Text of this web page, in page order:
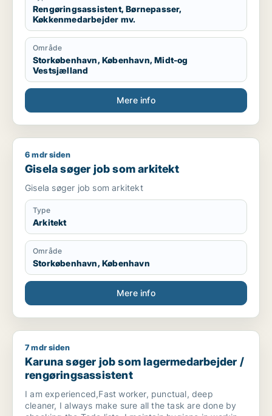
Rengøringsassistent, Børnepasser,
Køkkenmedarbejder mv.
Område
Storkøbenhavn, København, Midt-og
Vestsjælland
Mere info
Gisela søger job som arkitekt
6 mdr siden
Gisela søger job som arkitekt
Gisela søger job som arkitekt
Type
Arkitekt
Område
Storkøbenhavn, København
Mere info
Karuna søger job som lagermedarbejder /
7 mdr siden
Karuna søger job som lagermedarbejder /
rengøringsassistent
I am experienced,Fast worker, punctual, deep
cleaner, I always make sure all the task are done by